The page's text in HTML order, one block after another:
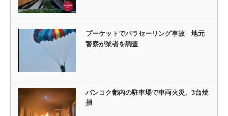
プーケットでパラセーリング事故 地元
警察が業者を調査
バンコク都内の駐車場で車両火災、3台焼
損